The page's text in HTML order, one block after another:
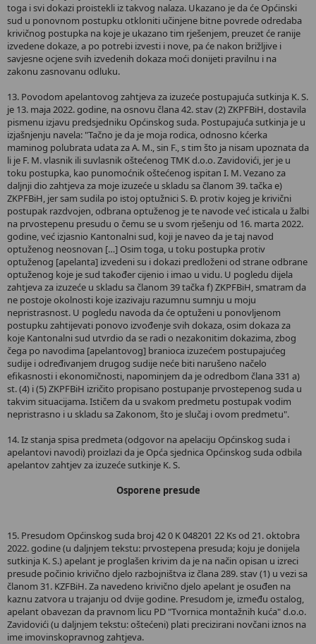
toga i svi dokazi proistekli iz takvog nalaza. Ukazano je da će Općinski
sud u ponovnom postupku otkloniti učinjene bitne povrede odredaba
krivičnog postupka na koje je ukazano tim rješenjem, preuzet će ranije
izvedene dokaze, a po potrebi izvesti i nove, pa će nakon brižljive i
savjesne ocjene svih izvedenih dokaza moći donijeti pravilnu i na
zakonu zasnovanu odluku.
13. Povodom apelantovog zahtjeva za izuzeće postupajuća sutkinja K. S.
je 13. maja 2022. godine, na osnovu člana 42. stav (2) ZKPFBiH, dostavila
pismenu izjavu predsjedniku Općinskog suda. Postupajuća sutkinja je u
izjašnjenju navela: "Tačno je da je moja rodica, odnosno kćerka
maminog polubrata udata za A. M., sin F., s tim što ja nisam upoznata da
li je F. M. vlasnik ili suvlasnik oštećenog TMK d.o.o. Zavidovići, jer je u
toku postupka, kao punomoćnik oštećenog ispitan I. M. Vezano za
daljnji dio zahtjeva za moje izuzeće u skladu sa članom 39. tačka e)
ZKPFBiH, jer sam sudila po istoj optužnici S. Đ. protiv kojeg je krivični
postupak razdvojen, odbrana optuženog je te navode već isticala u žalbi
na prvostepenu presudu o čemu se u svom rješenju od 16. marta 2022.
godine, već izjasnio Kantonalni sud, koji je naveo da je taj navod
optuženog neosnovan […] Osim toga, u toku postupka protiv
optuženog [apelanta] izvedeni su i dokazi predloženi od strane odbrane
optuženog koje je sud također cijenio i imao u vidu. U pogledu dijela
zahtjeva za izuzeće u skladu sa članom 39 tačka f) ZKPFBiH, smatram da
ne postoje okolnosti koje izazivaju razumnu sumnju u moju
nepristrasnost. U pogledu navoda da će optuženi u ponovljenom
postupku zahtijevati ponovo izvođenje svih dokaza, osim dokaza za
koje Kantonalni sud utvrdio da se radi o nezakonitim dokazima, zbog
čega po navodima [apelantovog] branioca izuzećem postupajućeg
sudije i određivanjem drugog sudije neće biti narušeno načelo
efikasnosti i ekonomičnosti, napominjem da je odredbom člana 331 a)
st. (4) i (5) ZKPFBiH izričito propisano postupanje prvostepenog suda u
takvim situacijama. Ističem da u svakom predmetu postupak vodim
nepristrasno i u skladu sa Zakonom, što je slučaj i ovom predmetu".
14. Iz stanja spisa predmeta (odgovor na apelaciju Općinskog suda i
apelantovi navodi) proizlazi da je Opća sjednica Općinskog suda odbila
apelantov zahtjev za izuzeće sutkinje K. S.
Osporene presude
15. Presudom Općinskog suda broj 42 0 K 048201 22 Ks od 21. oktobra
2022. godine (u daljnjem tekstu: prvostepena presuda; koju je donijela
sutkinja K. S.) apelant je proglašen krivim da je na način opisan u izreci
presude počinio krivično djelo razbojništva iz člana 289. stav (1) u vezi sa
članom 31. KZFBiH. Za navedeno krivično djelo apelant je osuđen na
kaznu zatvora u trajanju od dvije godine. Presudom je, između ostalog,
apelant obavezan da pravnom licu PD "Tvornica montažnih kuća" d.o.o.
Zavidovići (u daljnjem tekstu: oštećeni) plati precizirani novčani iznos na
ime imovinskopravnog zahtjeva.